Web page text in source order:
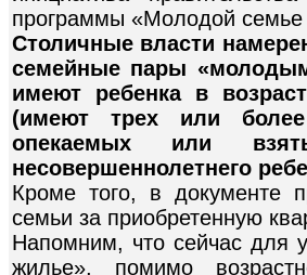
программы «Молодой семье
Столичные власти
семейные пары
имеют ребенка в
(имеют трех или
опекаемых или
несовершеннолетнего
Кроме того, в документе
семьи за приобретенную
Напомним, что сейчас для
жилье», помимо